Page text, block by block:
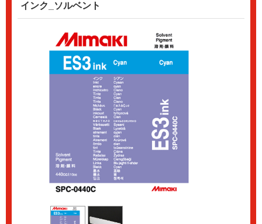
インク_ソルベント